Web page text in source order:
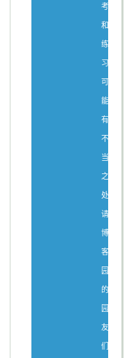
考
和
练
习，
可
能
有
不
当
之
处，
请
博
客
园
的
园
友
们